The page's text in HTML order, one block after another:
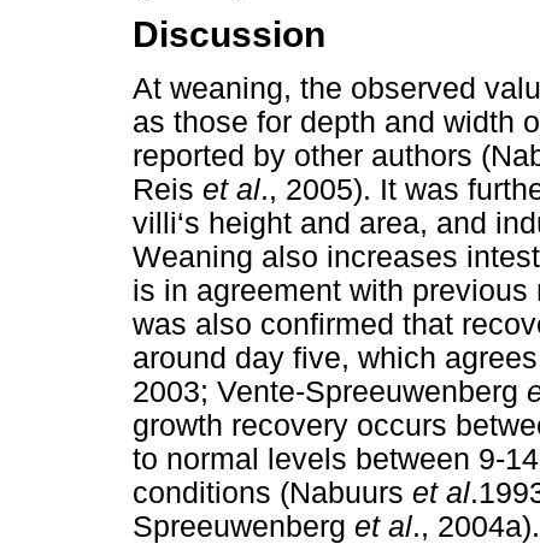
Discussion
At weaning, the observed
as those for depth and width
reported by other authors
Reis et al., 2005). It was
villi‘s height and area, and
Weaning also increases
is in agreement with
was also confirmed that
around day five, which
2003; Vente-Spreeuwenberg
growth recovery occurs
to normal levels between 9-
conditions (Nabuurs et al
Spreeuwenberg et al., 2004a).